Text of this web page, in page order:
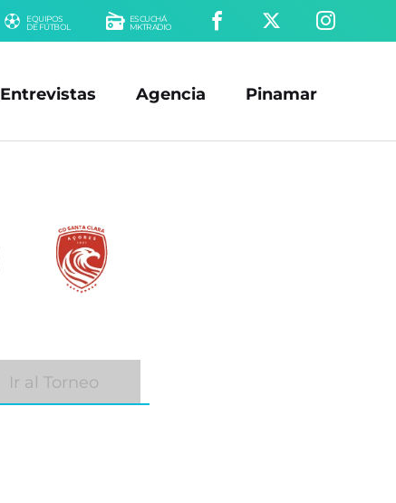
EQUIPOS
DE FÚTBOL
ESCUCHÁ
MKTRADIO
Entrevistas Agencia Pinamar
Ir al Torneo